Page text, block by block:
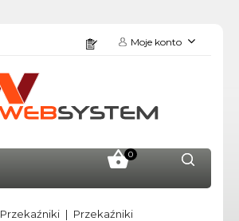
Moje konto
0
Przekaźniki
Przekaźniki